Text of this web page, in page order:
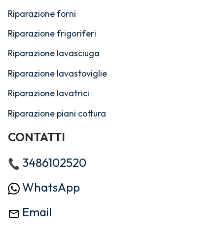
Riparazione forni
Riparazione frigoriferi
Riparazione lavasciuga
Riparazione lavastoviglie
Riparazione lavatrici
Riparazione piani cottura
CONTATTI
3486102520
WhatsApp
Email